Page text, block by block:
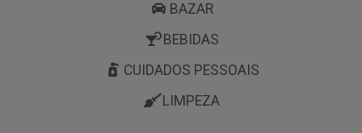
BAZAR
BEBIDAS
CUIDADOS PESSOAIS
LIMPEZA